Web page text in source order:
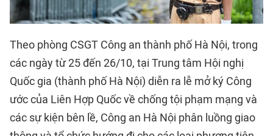
Theo phòng CSGT Công an thành phố Hà Nội, trong
các ngày từ 25 đến 26/10, tại Trung tâm Hội nghị
Quốc gia (thành phố Hà Nội) diễn ra lễ mở ký Công
ước của Liên Hợp Quốc về chống tội phạm mạng và
các sự kiện bên lề, Công an Hà Nội phân luồng giao